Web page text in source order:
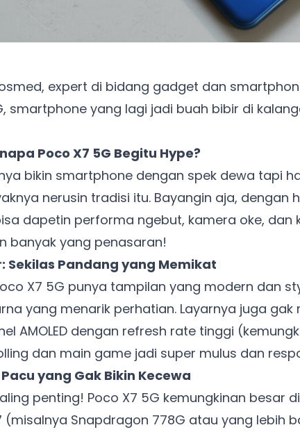
expert di bidang gadget dan
smartphone yang lagi jadi buah bibir di
Poco X7 5G Begitu Hype?
bikin smartphone dengan spek dewa tapi
nerusin tradisi itu. Bayangin aja, dengan
dapetin performa ngebut, kamera oke, dan
banyak yang penasaran!
Sekilas Pandang yang Memikat
X7 5G punya tampilan yang modern dan
yang menarik perhatian. Layarnya juga
AMOLED dengan refresh rate tinggi
dan main game jadi super mulus dan
yang Gak Bikin Kecewa
penting! Poco X7 5G kemungkinan besar
(misalnya Snapdragon 778G atau yang lebih